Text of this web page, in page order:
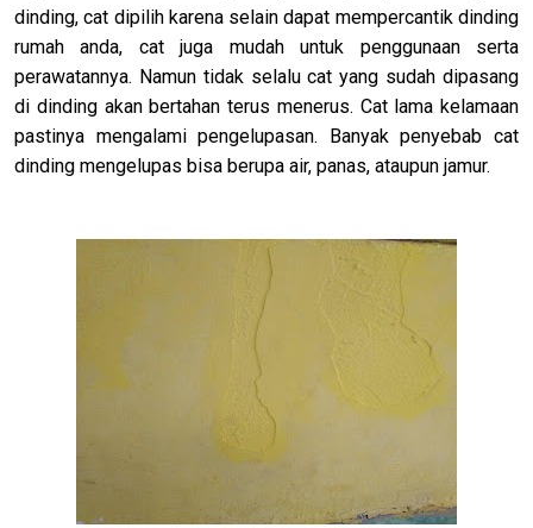
dinding, cat dipilih karena selain dapat mempercantik dinding
rumah anda, cat juga mudah untuk penggunaan serta
perawatannya. Namun tidak selalu cat yang sudah dipasang
di dinding akan bertahan terus menerus. Cat lama kelamaan
pastinya mengalami pengelupasan. Banyak penyebab cat
dinding mengelupas bisa berupa air, panas, ataupun jamur.